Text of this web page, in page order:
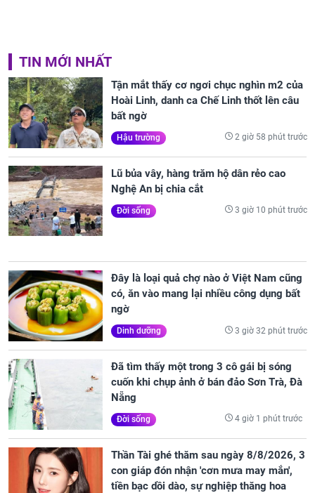
TIN MỚI NHẤT
Tận mắt thấy cơ ngơi chục nghìn m2 của
Hoài Linh, danh ca Chế Linh thốt lên câu
bất ngờ
Hậu trường 2 giờ 58 phút trước
Lũ bủa vây, hàng trăm hộ dân rẻo cao
Nghệ An bị chia cắt
Đời sống 3 giờ 10 phút trước
Đây là loại quả chợ nào ở Việt Nam cũng
có, ăn vào mang lại nhiều công dụng bất
ngờ
Dinh dưỡng 3 giờ 32 phút trước
Đã tìm thấy một trong 3 cô gái bị sóng
cuốn khi chụp ảnh ở bán đảo Sơn Trà, Đà
Nẵng
Đời sống 4 giờ 1 phút trước
Thần Tài ghé thăm sau ngày 8/8/2026, 3
con giáp đón nhận 'cơn mưa may mắn',
tiền bạc dồi dào, sự nghiệp thăng hoa